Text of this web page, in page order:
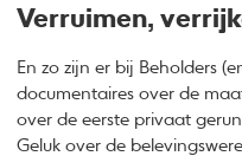
Verruimen,
En zo zijn er bij Beholders
documentaires over de
over de eerste privaat
Geluk over de